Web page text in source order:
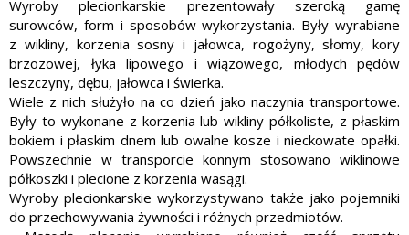
Wyroby plecionkarskie prezentowały szeroką gamę
surowców, form i sposobów wykorzystania. Były wyrabiane
z wikliny, korzenia sosny i jałowca, rogożyny, słomy, kory
brzozowej, łyka lipowego i wiązowego, młodych pędów
leszczyny, dębu, jałowca i świerka.
Wiele z nich służyło na co dzień jako naczynia transportowe.
Były to wykonane z korzenia lub wikliny półkoliste, z płaskim
bo­kiem i płaskim dnem lub owalne kosze i nieckowate opałki.
Po­wszechnie w transporcie konnym stosowano wiklinowe
półkoszki i plecione z korzenia wasągi.
Wyroby plecionkarskie wykorzystywa­no także jako pojemniki
do przechowywania żywności i różnych przedmiotów.